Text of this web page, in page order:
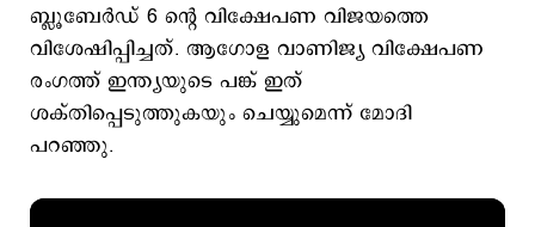
ബ്ലൂബേർഡ് 6 ന്‍റെ വിക്ഷേപണ വിജയത്തെ
വിശേഷിപ്പിച്ചത്. ആഗോള വാണിജ്യ വിക്ഷേപണ
രംഗത്ത് ഇന്ത്യയുടെ പങ്ക് ഇത്
ശക്തിപ്പെടുത്തുകയും ചെയ്യുമെന്ന് മോദി
പറഞ്ഞു.